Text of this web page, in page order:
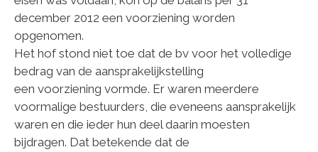
december 2012 een voorziening worden
opgenomen.
Het hof stond niet toe dat de bv voor het volledige
bedrag van de aansprakelijkstelling
een voorziening vormde. Er waren meerdere
voormalige bestuurders, die eveneens aansprakelijk
waren en die ieder hun deel daarin moesten
bijdragen. Dat betekende dat de